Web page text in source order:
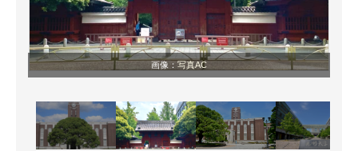
建設×テクノロジーの最前線
ちょっと気になるネットの話題
画像： 写真AC